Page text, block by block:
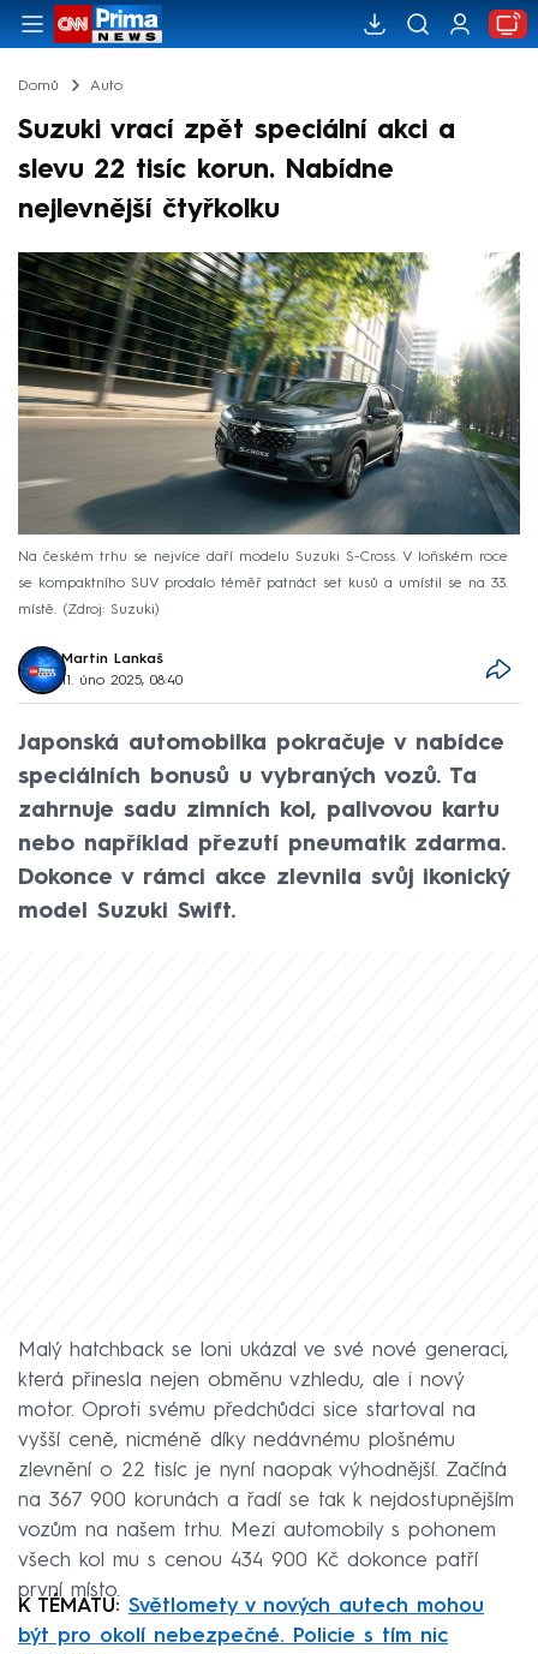
Domů Auto
Suzuki vrací zpět speciální akci a
slevu 22 tisíc korun. Nabídne
nejlevnější čtyřkolku
Na českém trhu se nejvíce daří modelu Suzuki S-Cross. V loňském roce
se kompaktního SUV prodalo téměř patnáct set kusů a umístil se na 33.
místě.
Zdroj: Suzuki
Martin Lankaš
11. úno 2025, 08:40
Japonská automobilka pokračuje v nabídce
speciálních bonusů u vybraných vozů. Ta
zahrnuje sadu zimních kol, palivovou kartu
nebo například přezutí pneumatik zdarma.
Dokonce v rámci akce zlevnila svůj ikonický
model Suzuki Swift.
Malý hatchback se loni ukázal ve své nové generaci,
která přinesla nejen obměnu vzhledu, ale i nový
motor. Oproti svému předchůdci sice startoval na
vyšší ceně, nicméně díky nedávnému plošnému
zlevnění o 22 tisíc je nyní naopak výhodnější. Začíná
na 367 900 korunách a řadí se tak k nejdostupnějším
vozům na našem trhu. Mezi automobily s pohonem
všech kol mu s cenou 434 900 Kč dokonce patří
první místo.
K TÉMATU: Světlomety v nových autech mohou
být pro okolí nebezpečné. Policie s tím nic